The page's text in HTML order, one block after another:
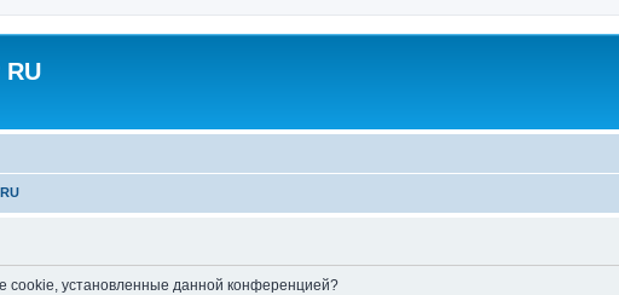
cookie, установленные данной конференцией?